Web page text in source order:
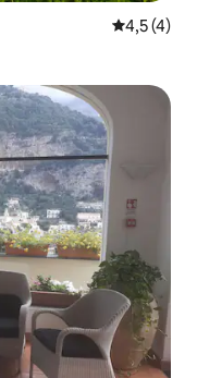
Évaluation
4,5 (4)